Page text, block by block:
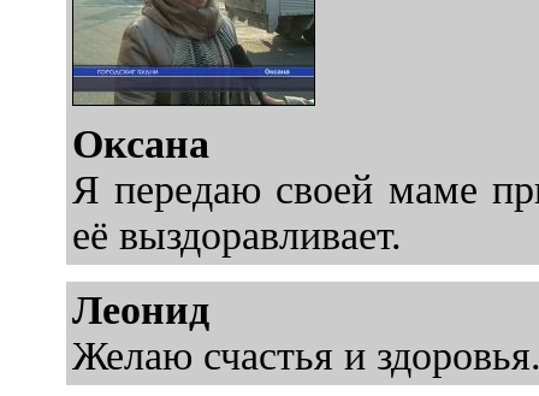
Оксана
Я передаю своей маме
её выздоравливает.
Леонид
Желаю счастья и